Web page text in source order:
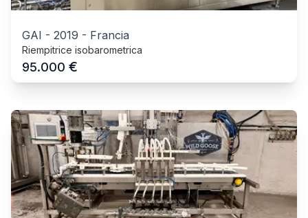
GAI - 2019 - Francia
Riempitrice isobarometrica
95.000 €